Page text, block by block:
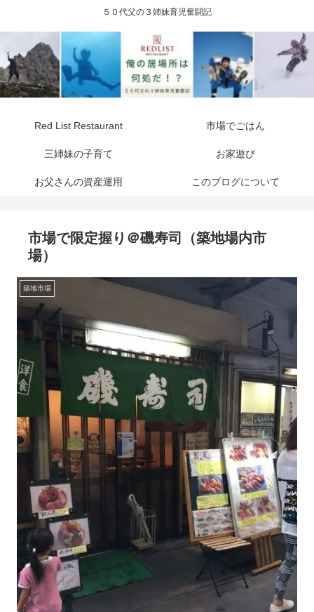
５０代父の３姉妹育児奮闘記
Red List Restaurant 市場でごはん
三姉妹の子育て お家遊び
お父さんの資産運用 このブログについて
市場で限定握り＠磯寿司（築地場内市
場）
築地市場